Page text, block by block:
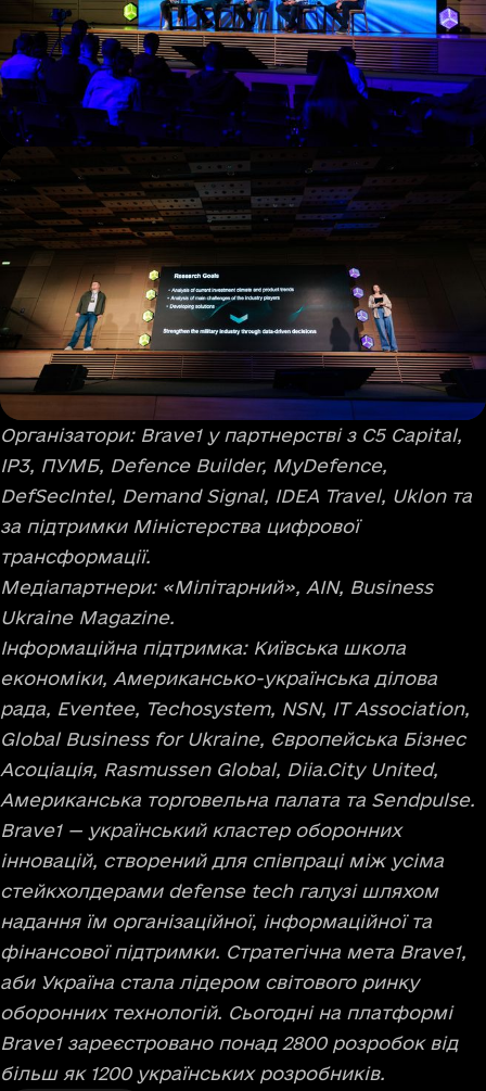
Організатори: Brave1 у партнерстві з C5 Capital,
IP3, ПУМБ, Defence Builder, MyDefence,
DefSecIntel, Demand Signal, IDEA Travel, Uklon та
за підтримки Міністерства цифрової
трансформації.
Медіапартнери: «Мілітарний», AIN, Business
Ukraine Magazine.
Інформаційна підтримка: Київська школа
економіки, Американсько-українська ділова
рада, Eventee, Techosystem, NSN, IT Association,
Global Business for Ukraine, Європейська Бізнес
Асоціація, Rasmussen Global, Diia.City United,
Американська торговельна палата та Sendpulse.
Brave1 — український кластер оборонних
інновацій, створений для співпраці між усіма
стейкхолдерами defense tech галузі шляхом
надання їм організаційної, інформаційної та
фінансової підтримки. Стратегічна мета Brave1,
аби Україна стала лідером світового ринку
оборонних технологій. Сьогодні на платформі
Brave1 зареєстровано понад 2800 розробок від
більш як 1200 українських розробників.